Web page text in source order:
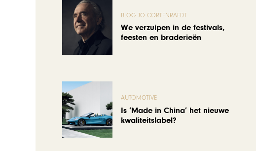
BLOG JO CORTENRAEDT
We verzuipen in de festivals,
feesten en braderieën
AUTOMOTIVE
Is ‘Made in China’ het nieuwe
kwaliteitslabel?